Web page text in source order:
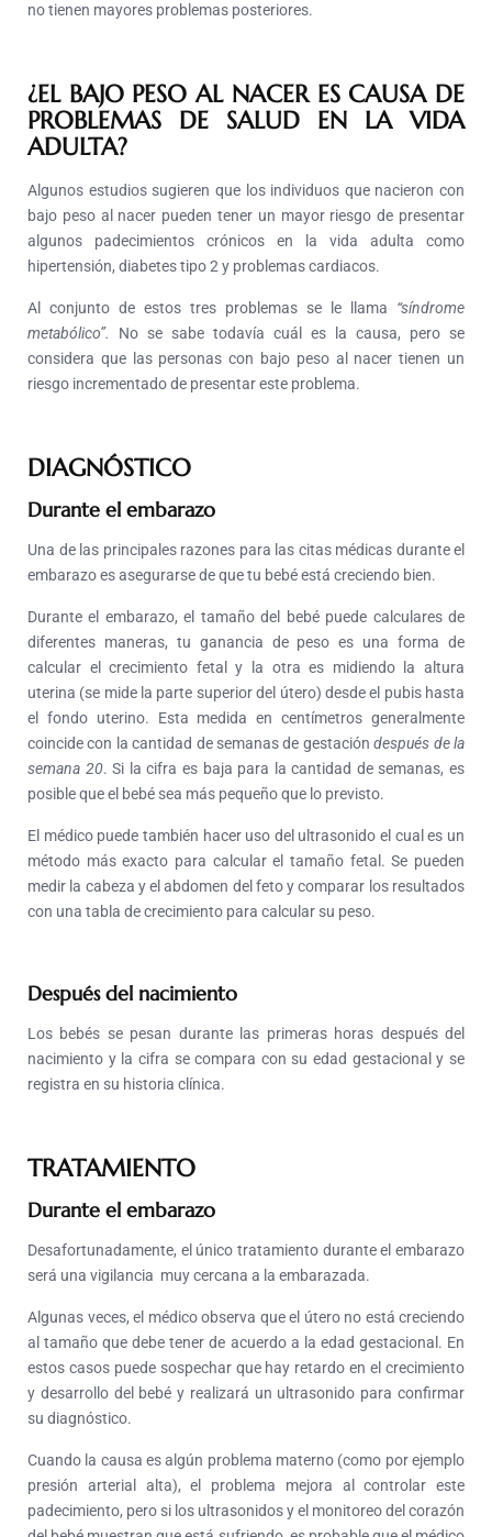
no tienen mayores problemas posteriores.
¿EL BAJO PESO AL NACER ES CAUSA DE
PROBLEMAS DE SALUD EN LA VIDA
ADULTA?
Algunos estudios sugieren que los individuos que nacieron con
bajo peso al nacer pueden tener un mayor riesgo de presentar
algunos padecimientos crónicos en la vida adulta como
hipertensión, diabetes tipo 2 y problemas cardiacos.
Al conjunto de estos tres problemas se le llama “síndrome
metabólico”.
No se sabe todavía cuál es la causa, pero se
considera que las personas con bajo peso al nacer tienen un
riesgo incrementado de presentar este problema.
DIAGNÓSTICO
Durante el embarazo
Una de las principales razones para las citas médicas durante el
embarazo es asegurarse de que tu bebé está creciendo bien.
Durante el embarazo, el tamaño del bebé puede calculares de
diferentes maneras, tu ganancia de peso es una forma de
calcular el crecimiento fetal y la otra es midiendo la altura
uterina (se mide la parte superior del útero) desde el pubis hasta
el fondo uterino. Esta medida en centímetros generalmente
coincide con la cantidad de semanas de gestacióndespués de la
semana 20. Si la cifra es baja para la cantidad de semanas, es
posible que el bebé sea más pequeño que lo previsto.
El médico puede también hacer uso del ultrasonido el cual es un
método más exacto para calcular el tamaño fetal. Se pueden
medir la cabeza y el abdomen del feto y comparar los resultados
con una tabla de crecimiento para calcular su peso.
Después del nacimiento
Los bebés se pesan durante las primeras horas después del
nacimiento y la cifra se compara con su edad gestacional y se
registra en su historia clínica.
TRATAMIENTO
Durante el embarazo
Desafortunadamente, el único tratamiento durante el embarazo
será una vigilancia muy cercana a la embarazada.
Algunas veces, el médico observa que el útero no está creciendo
al tamaño que debe tener de acuerdo a la edad gestacional. En
estos casos puede sospechar que hay retardo en el crecimiento
y desarrollo del bebé y realizará un ultrasonido para confirmar
su diagnóstico.
Cuando la causa es algún problema materno (como por ejemplo
presión arterial alta), el problema mejora al controlar este
padecimiento, pero si los ultrasonidos y el monitoreo del corazón